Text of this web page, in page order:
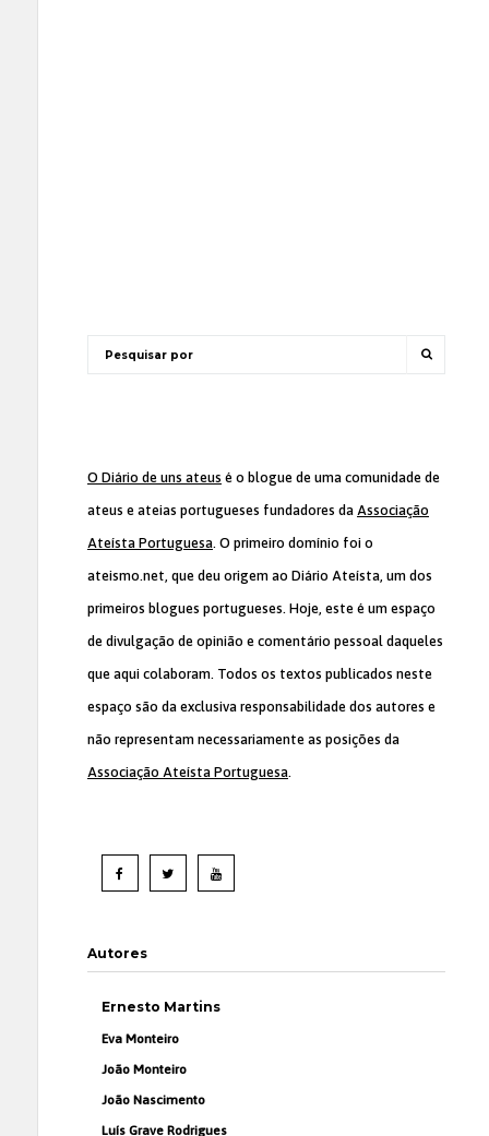
O Diário de uns ateus é o blogue de uma comunidade de
ateus e ateias portugueses fundadores da Associação
Ateísta Portuguesa. O primeiro domínio foi o
ateismo.net, que deu origem ao Diário Ateísta, um dos
primeiros blogues portugueses. Hoje, este é um espaço
de divulgação de opinião e comentário pessoal daqueles
que aqui colaboram. Todos os textos publicados neste
espaço são da exclusiva responsabilidade dos autores e
não representam necessariamente as posições da
Associação Ateísta Portuguesa.
Autores
Ernesto Martins
Eva Monteiro
João Monteiro
João Nascimento
Luís Grave Rodrigues